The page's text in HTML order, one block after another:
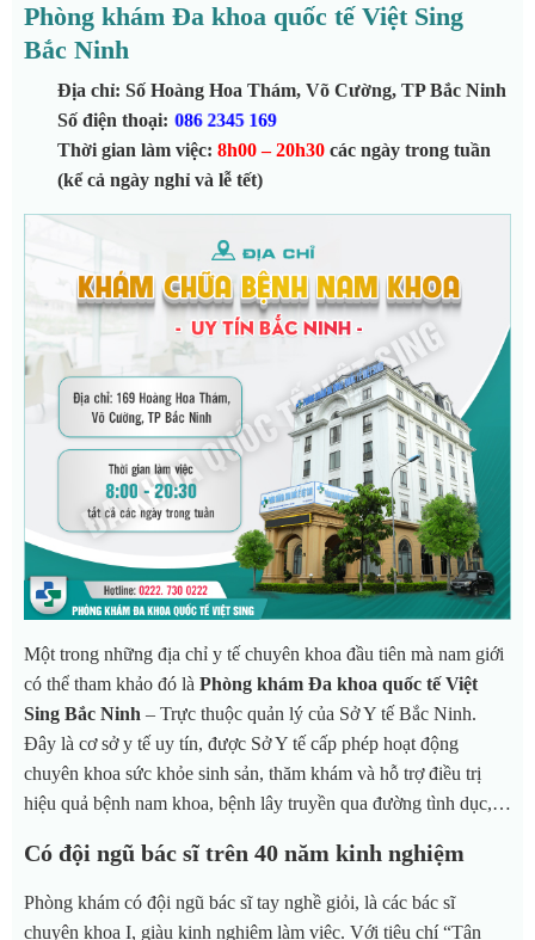
Phòng khám Đa khoa quốc tế Việt Sing
Bắc Ninh
Địa chỉ: Số Hoàng Hoa Thám, Võ Cường, TP Bắc Ninh
Số điện thoại: 086 2345 169
Thời gian làm việc: 8h00 – 20h30 các ngày trong tuần
(kể cả ngày nghỉ và lễ tết)
Một trong những địa chỉ y tế chuyên khoa đầu tiên mà nam giới
có thể tham khảo đó là Phòng khám Đa khoa quốc tế Việt
Sing Bắc Ninh – Trực thuộc quản lý của Sở Y tế Bắc Ninh.
Đây là cơ sở y tế uy tín, được Sở Y tế cấp phép hoạt động
chuyên khoa sức khỏe sinh sản, thăm khám và hỗ trợ điều trị
hiệu quả bệnh nam khoa, bệnh lây truyền qua đường tình dục,…
Có đội ngũ bác sĩ trên 40 năm kinh nghiệm
Phòng khám có đội ngũ bác sĩ tay nghề giỏi, là các bác sĩ
chuyên khoa I, giàu kinh nghiệm làm việc. Với tiêu chí “Tận